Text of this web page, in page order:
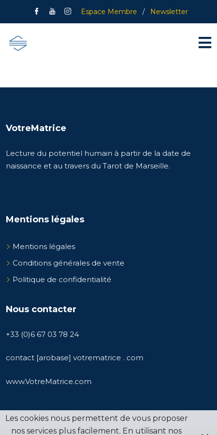
Espace Membre / Newsletter
VotreMatrice
Lecture du potentiel humain à partir de la date de
naissance et au travers du Tarot de Marseille.
Mentions légales
Mentions légales
Conditions générales de vente
Politique de confidentialité
Nous contacter
+33 (0)6 67 03 78 24
contact [arobase] votrematrice . com
www.VotreMatrice.com
Les cookies nous permettent de vous proposer
nos services plus facilement. En utilisant nos